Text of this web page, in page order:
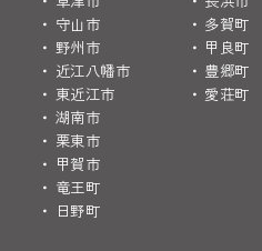
守山市
野州市
近江八幡市
東近江市
湖南市
栗東市
甲賀市
竜王町
日野町
多賀町
甲良町
豊郷町
愛荘町